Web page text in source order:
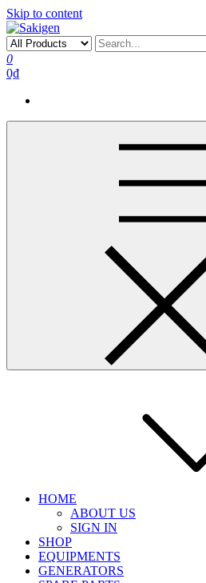
Skip to content
0
0₫
HOME
ABOUT US
SIGN IN
SHOP
EQUIPMENTS
GENERATORS